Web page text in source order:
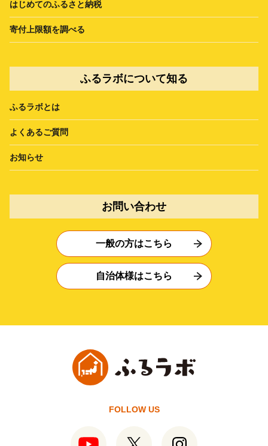
はじめてのふるさと納税
寄付上限額を調べる
ふるラボについて知る
ふるラボとは
よくあるご質問
お知らせ
お問い合わせ
一般の方はこちら
自治体様はこちら
FOLLOW US